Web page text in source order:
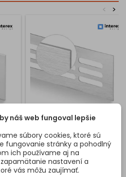
>
<
/
z
VETRACIA MRIEŽKA HUGO /
BRÚSENÝ HLINÍK
Vetracia mriežka vyrobená z
hliníku a dostupná vo výškach
60 , 80 , 100 , 130 a 150 mm.
Veľkosť montážneho otvoru
náš web fungoval lepšie
súbory cookies, ktoré sú
fungovanie stránky a pohodlný
ich používame aj na
nastavení a
vás môžu zaujímať.